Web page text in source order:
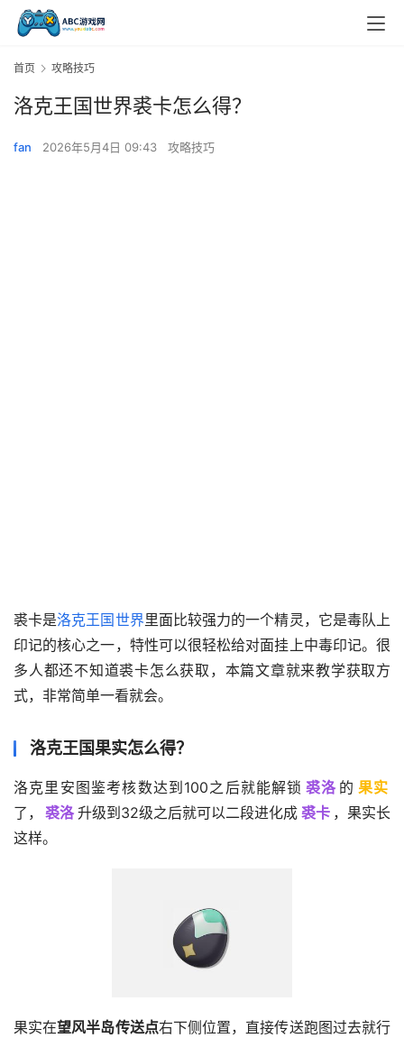
首页 攻略技巧
洛克王国世界裘卡怎么得？
fan 2026年5月4日 09:43 攻略技巧
裘卡是洛克王国世界里面比较强力的一个精灵，它是毒队上
印记的核心之一，特性可以很轻松给对面挂上中毒印记。很
多人都还不知道裘卡怎么获取，本篇文章就来教学获取方
式，非常简单一看就会。
洛克王国果实怎么得？
洛克里安图鉴考核数达到100之后就能解锁 裘洛 的 果实
了，
裘洛升级到32级之后就可以二段进化成 裘卡 ，果实长
这样。
果实在望风半岛传送点右下侧位置，直接传送跑图过去就行